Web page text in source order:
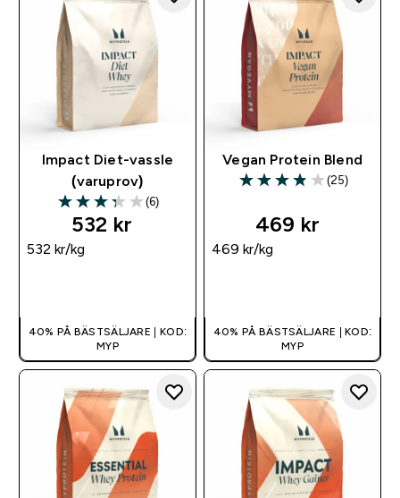
Impact Diet-vassle
(varuprov)
3.33 out of 5 stars
(6)
532 kr‎
532 kr‎/kg
40% PÅ BÄSTSÄLJARE | KOD:
MYP
Vegan Protein Blend
3.88 out of 5 stars
(25)
469 kr‎
469 kr‎/kg
40% PÅ BÄSTSÄLJARE | KOD:
MYP